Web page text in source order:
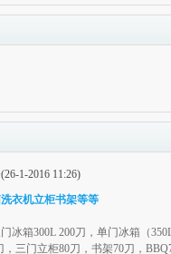
(26-1-2016 11:26)
衣机立柜书架等等
冰箱300L 200刀，单门冰箱（
，三门立柜80刀，书架70刀，